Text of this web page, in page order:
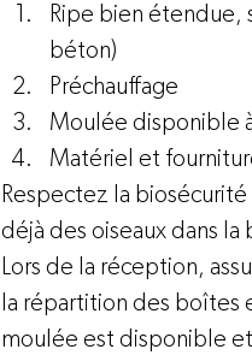
Ripe bien étendue,
béton)
Préchauffage
Moulée disponible à
Matériel et
Respectez la
déjà des oiseaux dans la
Lors de la réception,
la répartition des boîtes
moulée est disponible